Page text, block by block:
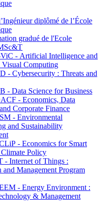
diplômé de l’École
gradué de l'Ecole
- Artificial Intelligence and
Visual Computing
- Cybersecurity : Threats and
- Data Science for Business
- Economics, Data
Corporate Finance
- Environmental
and Sustainability
- Economics for Smart
Policy
- Internet of Things :
and Management Program
- Energy Environment :
& Management